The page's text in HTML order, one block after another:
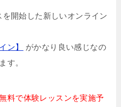
開始した新しいオンライン
ン】
がかなり良い感じなの
す。
料で体験レッスンを実施予